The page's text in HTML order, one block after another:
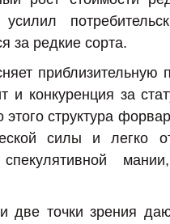
за редкие сорта.
и конкуренция за
этого структура
силы и легко
спекулятивной
две точки зрения